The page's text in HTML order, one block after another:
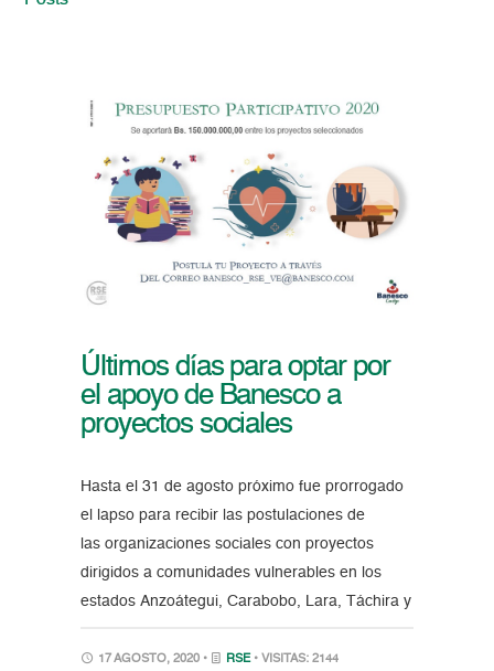
Últimos días para optar por
el apoyo de Banesco a
proyectos sociales
Hasta el 31 de agosto próximo fue prorrogado
el lapso para recibir las postulaciones de
las organizaciones sociales con proyectos
dirigidos a comunidades vulnerables en los
estados Anzoátegui, Carabobo, Lara, Táchira y
17 AGOSTO, 2020 • RSE • VISITAS: 2144